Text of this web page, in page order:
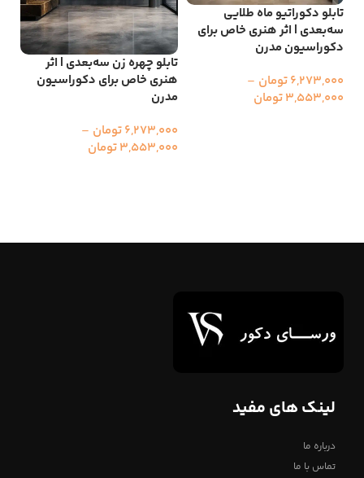
تابلو دکوراتیو ماه طلایی
سه‌بعدی | اثر هنری خاص برای
دکوراسیون مدرن
6,273,000تومان –
3,553,000تومان
تابلو چهره زن سه‌بعدی | اثر
هنری خاص برای دکوراسیون
مدرن
6,273,000تومان –
3,553,000تومان
لینک های مفید
درباره ما
تماس با ما